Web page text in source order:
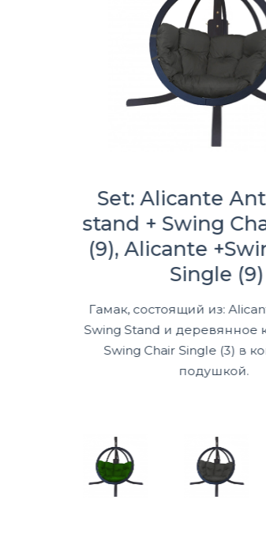
Set: Alicante
stand + Swing
(9), Alicante
Single (9)
Гамак, состоящий из:
Swing Stand и деревянное
Swing Chair Single (3) в
подушкой.